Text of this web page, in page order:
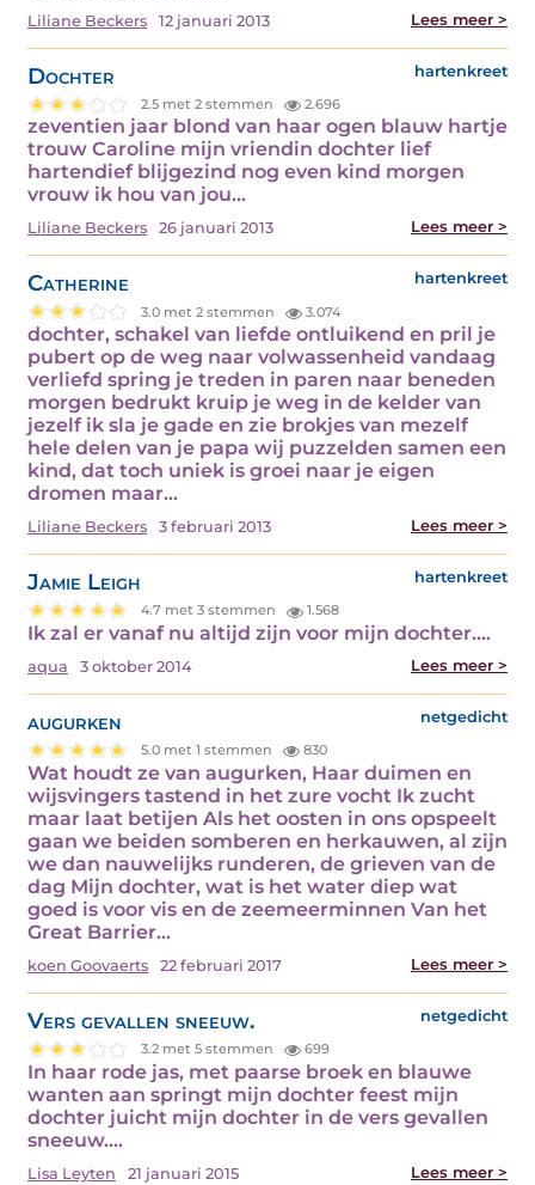
Liliane Beckers 12 januari 2013 Lees meer >
Dochter hartenkreet
2.5 met 2 stemmen 2.696
zeventien jaar blond van haar ogen blauw hartje
trouw Caroline mijn vriendin dochter lief
hartendief blijgezind nog even kind morgen
vrouw ik hou van jou…
Liliane Beckers 26 januari 2013 Lees meer >
Catherine hartenkreet
3.0 met 2 stemmen 3.074
dochter, schakel van liefde ontluikend en pril je
pubert op de weg naar volwassenheid vandaag
verliefd spring je treden in paren naar beneden
morgen bedrukt kruip je weg in de kelder van
jezelf ik sla je gade en zie brokjes van mezelf
hele delen van je papa wij puzzelden samen een
kind, dat toch uniek is groei naar je eigen
dromen maar…
Liliane Beckers 3 februari 2013 Lees meer >
Jamie Leigh hartenkreet
4.7 met 3 stemmen 1.568
Ik zal er vanaf nu altijd zijn voor mijn dochter.…
aqua 3 oktober 2014 Lees meer >
augurken netgedicht
5.0 met 1 stemmen 830
Wat houdt ze van augurken, Haar duimen en
wijsvingers tastend in het zure vocht Ik zucht
maar laat betijen Als het oosten in ons opspeelt
gaan we beiden somberen en herkauwen, al zijn
we dan nauwelijks runderen, de grieven van de
dag Mijn dochter, wat is het water diep wat
goed is voor vis en de zeemeerminnen Van het
Great Barrier…
koen Goovaerts 22 februari 2017 Lees meer >
Vers gevallen sneeuw. netgedicht
3.2 met 5 stemmen 699
In haar rode jas, met paarse broek en blauwe
wanten aan springt mijn dochter feest mijn
dochter juicht mijn dochter in de vers gevallen
sneeuw.…
Lisa Leyten 21 januari 2015 Lees meer >